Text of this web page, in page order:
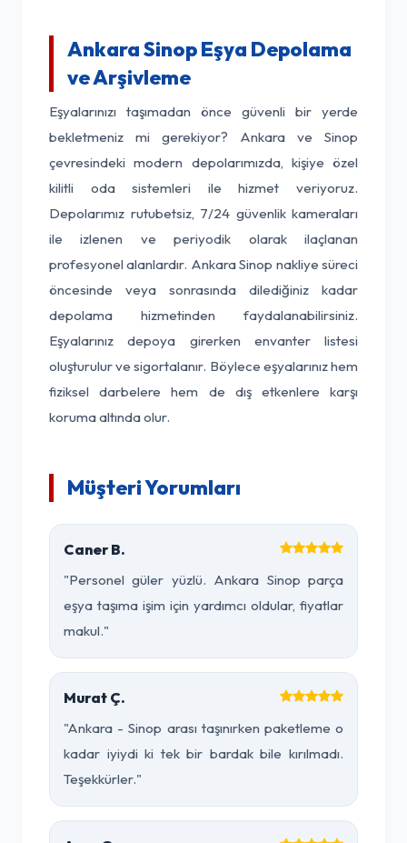
Ankara Sinop Eşya Depolama
ve Arşivleme
Eşyalarınızı taşımadan önce güvenli bir yerde
bekletmeniz mi gerekiyor? Ankara ve Sinop
çevresindeki modern depolarımızda, kişiye özel
kilitli oda sistemleri ile hizmet veriyoruz.
Depolarımız rutubetsiz, 7/24 güvenlik kameraları
ile izlenen ve periyodik olarak ilaçlanan
profesyonel alanlardır. Ankara Sinop nakliye süreci
öncesinde veya sonrasında dilediğiniz kadar
depolama hizmetinden faydalanabilirsiniz.
Eşyalarınız depoya girerken envanter listesi
oluşturulur ve sigortalanır. Böylece eşyalarınız hem
fiziksel darbelere hem de dış etkenlere karşı
koruma altında olur.
Müşteri Yorumları
Caner B.
"Personel güler yüzlü. Ankara Sinop parça
eşya taşıma işim için yardımcı oldular, fiyatlar
makul."
Murat Ç.
"Ankara - Sinop arası taşınırken paketleme o
kadar iyiydi ki tek bir bardak bile kırılmadı.
Teşekkürler."